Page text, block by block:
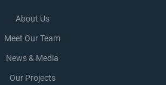
About Us
Meet Our Team
News & Media
Our Projects